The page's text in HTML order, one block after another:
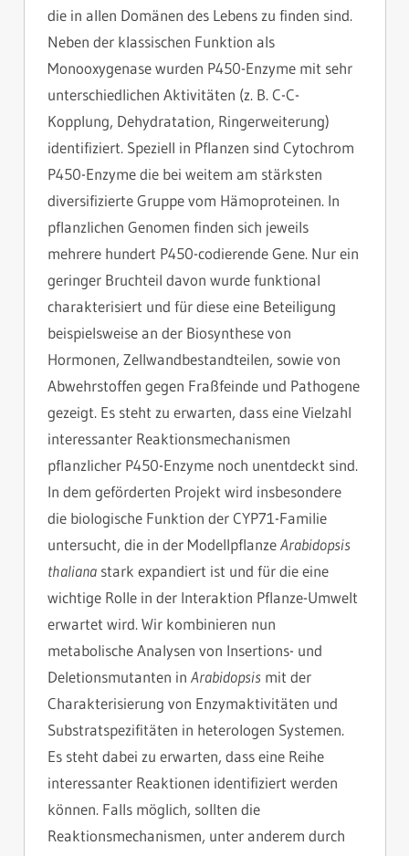
die in allen Domänen des Lebens zu finden sind.
Neben der klassischen Funktion als
Monooxygenase wurden P450-Enzyme mit sehr
unterschiedlichen Aktivitäten (z. B. C-C-
Kopplung, Dehydratation, Ringerweiterung)
identifiziert. Speziell in Pflanzen sind Cytochrom
P450-Enzyme die bei weitem am stärksten
diversifizierte Gruppe vom Hämoproteinen. In
pflanzlichen Genomen finden sich jeweils
mehrere hundert P450-codierende Gene. Nur ein
geringer Bruchteil davon wurde funktional
charakterisiert und für diese eine Beteiligung
beispielsweise an der Biosynthese von
Hormonen, Zellwandbestandteilen, sowie von
Abwehrstoffen gegen Fraßfeinde und Pathogene
gezeigt. Es steht zu erwarten, dass eine Vielzahl
interessanter Reaktionsmechanismen
pflanzlicher P450-Enzyme noch unentdeckt sind.
In dem geförderten Projekt wird insbesondere
die biologische Funktion der CYP71-Familie
untersucht, die in der ModellpflanzeArabidopsis
thaliana stark expandiert ist und für die eine
wichtige Rolle in der Interaktion Pflanze-Umwelt
erwartet wird. Wir kombinieren nun
metabolische Analysen von Insertions- und
Deletionsmutanten in Arabidopsis mit der
Charakterisierung von Enzymaktivitäten und
Substratspezifitäten in heterologen Systemen.
Es steht dabei zu erwarten, dass eine Reihe
interessanter Reaktionen identifiziert werden
können. Falls möglich, sollten die
Reaktionsmechanismen, unter anderem durch